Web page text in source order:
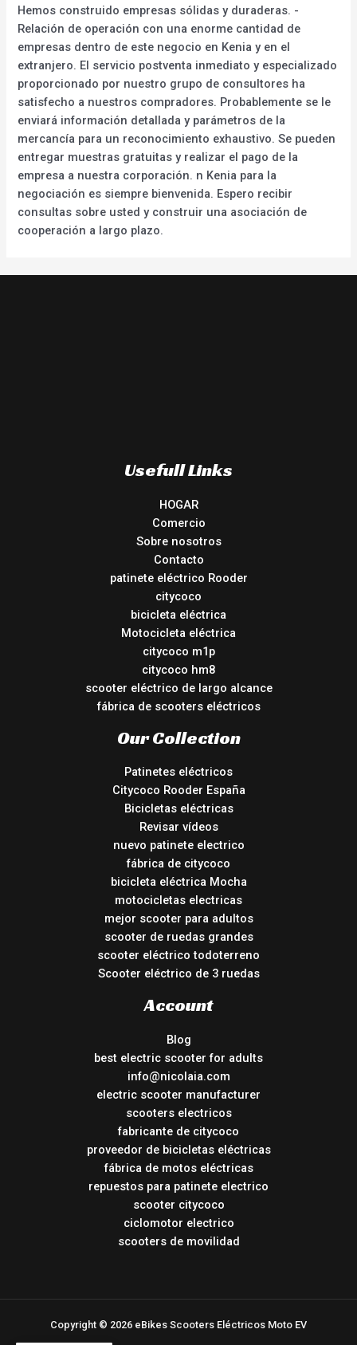
Hemos construido empresas sólidas y duraderas. -
Relación de operación con una enorme cantidad de
empresas dentro de este negocio en Kenia y en el
extranjero. El servicio postventa inmediato y especializado
proporcionado por nuestro grupo de consultores ha
satisfecho a nuestros compradores. Probablemente se le
enviará información detallada y parámetros de la
mercancía para un reconocimiento exhaustivo. Se pueden
entregar muestras gratuitas y realizar el pago de la
empresa a nuestra corporación. n Kenia para la
negociación es siempre bienvenida. Espero recibir
consultas sobre usted y construir una asociación de
cooperación a largo plazo.
Usefull Links
HOGAR
Comercio
Sobre nosotros
Contacto
patinete eléctrico Rooder
citycoco
bicicleta eléctrica
Motocicleta eléctrica
citycoco m1p
citycoco hm8
scooter eléctrico de largo alcance
fábrica de scooters eléctricos
Our Collection
Patinetes eléctricos
Citycoco Rooder España
Bicicletas eléctricas
Revisar vídeos
nuevo patinete electrico
fábrica de citycoco
bicicleta eléctrica Mocha
motocicletas electricas
mejor scooter para adultos
scooter de ruedas grandes
scooter eléctrico todoterreno
Scooter eléctrico de 3 ruedas
Account
Blog
best electric scooter for adults
info@nicolaia.com
electric scooter manufacturer
scooters electricos
fabricante de citycoco
proveedor de bicicletas eléctricas
fábrica de motos eléctricas
repuestos para patinete electrico
scooter citycoco
ciclomotor electrico
scooters de movilidad
Copyright © 2026 eBikes Scooters Eléctricos Moto EV